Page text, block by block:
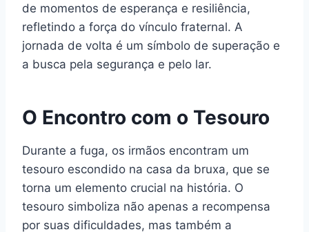
de momentos de esperança e resiliência,
refletindo a força do vínculo fraternal. A
jornada de volta é um símbolo de superação e
a busca pela segurança e pelo lar.
O Encontro com o Tesouro
Durante a fuga, os irmãos encontram um
tesouro escondido na casa da bruxa, que se
torna um elemento crucial na história. O
tesouro simboliza não apenas a recompensa
por suas dificuldades, mas também a